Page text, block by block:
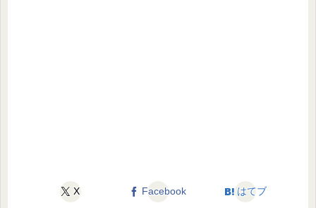
X Facebook はてブ